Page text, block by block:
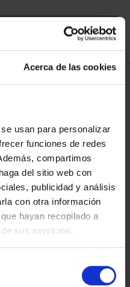
Acerca de las cookies
usan para personalizar
funciones de redes
compartimos
del sitio web con
publicidad y análisis
con otra información
hayan recopilado a
sus servicios.